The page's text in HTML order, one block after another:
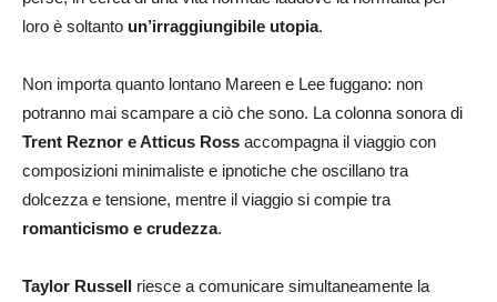
loro è soltanto un’irraggiungibile utopia.
Non importa quanto lontano Mareen e Lee fuggano: non
potranno mai scampare a ciò che sono. La colonna sonora di
Trent Reznor e Atticus Ross accompagna il viaggio con
composizioni minimaliste e ipnotiche che oscillano tra
dolcezza e tensione, mentre il viaggio si compie tra
romanticismo e crudezza.
Taylor Russell riesce a comunicare simultaneamente la